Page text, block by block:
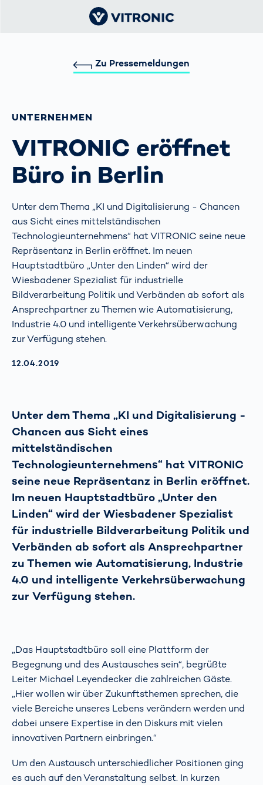
Zu Pressemeldungen
UNTERNEHMEN
VITRONIC eröffnet
Büro in Berlin
Unter dem Thema „KI und Digitalisierung - Chancen
aus Sicht eines mittelständischen
Technologieunternehmens“ hat VITRONIC seine neue
Repräsentanz in Berlin eröffnet. Im neuen
Hauptstadtbüro „Unter den Linden“ wird der
Wiesbadener Spezialist für industrielle
Bildverarbeitung Politik und Verbänden ab sofort als
Ansprechpartner zu Themen wie Automatisierung,
Industrie 4.0 und intelligente Verkehrsüberwachung
zur Verfügung stehen.
AKTUALISIERT AM:
12.04.2019
Unter dem Thema „KI und Digitalisierung -
Chancen aus Sicht eines
mittelständischen
Technologieunternehmens“ hat VITRONIC
seine neue Repräsentanz in Berlin eröffnet.
Im neuen Hauptstadtbüro „Unter den
Linden“ wird der Wiesbadener Spezialist
für industrielle Bildverarbeitung Politik und
Verbänden ab sofort als Ansprechpartner
zu Themen wie Automatisierung, Industrie
4.0 und intelligente Verkehrsüberwachung
zur Verfügung stehen.
„Das Hauptstadtbüro soll eine Plattform der
Begegnung und des Austausches sein“, begrüßte
Leiter Michael Leyendecker die zahlreichen Gäste.
„Hier wollen wir über Zukunftsthemen sprechen, die
viele Bereiche unseres Lebens verändern werden und
dabei unsere Expertise in den Diskurs mit vielen
innovativen Partnern einbringen.“
Um den Austausch unterschiedlicher Positionen ging
es auch auf den Veranstaltung selbst. In kurzen